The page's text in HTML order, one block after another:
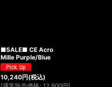
■SALE■ CE Acro
Mille Purple/Blue
10,240円(税込)